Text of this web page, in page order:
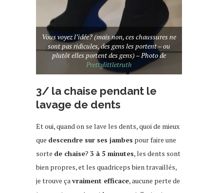
Vous voyez l’idée? (mais non, ces chaussures ne
sont pas ridicules, des gens les portent – ou
plutôt elles portent des gens) – Photo de
Prettylittletruth
3/ la chaise pendant le
lavage de dents
Et oui, quand on se lave les dents, quoi de mieux
que descendre sur ses jambes pour faire une
sorte de chaise? 3 à 5 minutes, les dents sont
bien propres, et les quadriceps bien travaillés,
je trouve çavraiment efficace, aucune perte de